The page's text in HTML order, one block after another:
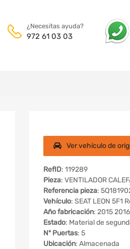
¿Necesitas ayuda?
972 61 03 03
Ver vehículo de
RefID: 119289
Pieza: VENTILADOR
Referencia pieza:
Vehículo: SEAT LEON 5F1
Año fabricación: 2015 2016
Estado: Material de
Nº Puertas: 5
Ubicación: Almacenada